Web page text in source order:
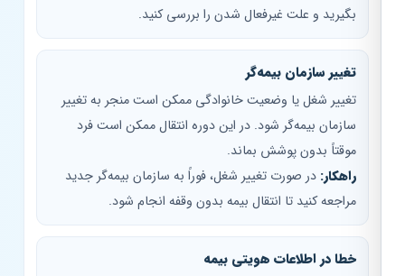
بگیرید و علت غیرفعال شدن را بررسی کنید.
تغییر سازمان بیمه‌گر
تغییر شغل یا وضعیت خانوادگی ممکن است منجر به تغییر
سازمان بیمه‌گر شود. در این دوره انتقال ممکن است فرد
موقتاً بدون پوشش بماند.
راهکار:در صورت تغییر شغل، فوراً به سازمان بیمه‌گر جدید
مراجعه کنید تا انتقال بیمه بدون وقفه انجام شود.
خطا در اطلاعات هویتی بیمه